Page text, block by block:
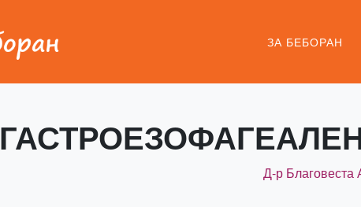
ЗА БЕБОРАН
Д-р Благовеста